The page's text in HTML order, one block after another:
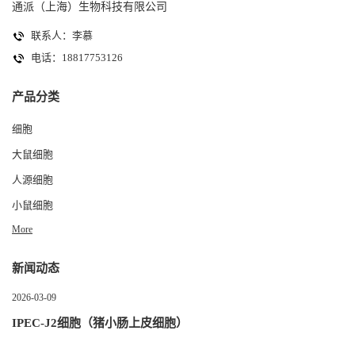
通派（上海）生物科技有限公司
联系人：李慕
电话：18817753126
产品分类
细胞
大鼠细胞
人源细胞
小鼠细胞
More
新闻动态
2026-03-09
IPEC-J2细胞（猪小肠上皮细胞）